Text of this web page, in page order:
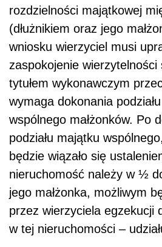
rozdzielności majątkowej
(dłużnikiem oraz jego
wniosku wierzyciel musi
zaspokojenie wierzytelności
tytułem wykonawczym
wymaga dokonania
wspólnego małżonków. Po
podziału majątku
będzie wiązało się
nieruchomość należy w ½
jego małżonka, możliwym
przez wierzyciela egzekucji
w tej nieruchomości –